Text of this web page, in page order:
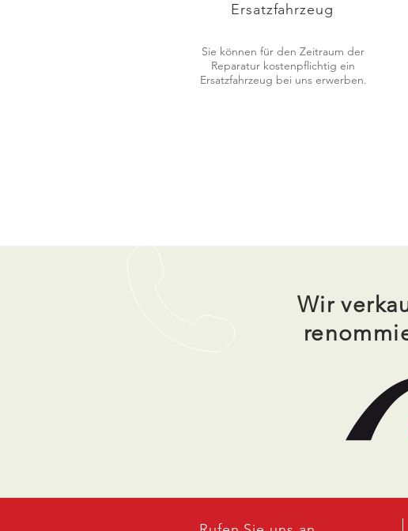
Ersatzfahrzeug
Sie können für den Zeitraum der
Reparatur kostenpflichtig ein
Ersatzfahrzeug bei uns erwerben.
Wir